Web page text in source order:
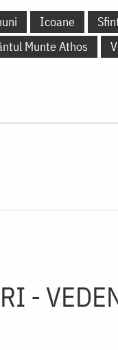
Icoane
Munte Athos
-